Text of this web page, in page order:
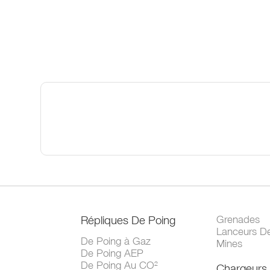
Répliques De Poing
De Poing à Gaz
De Poing AEP
De Poing Au CO²
Grenades
Lanceurs
Mines